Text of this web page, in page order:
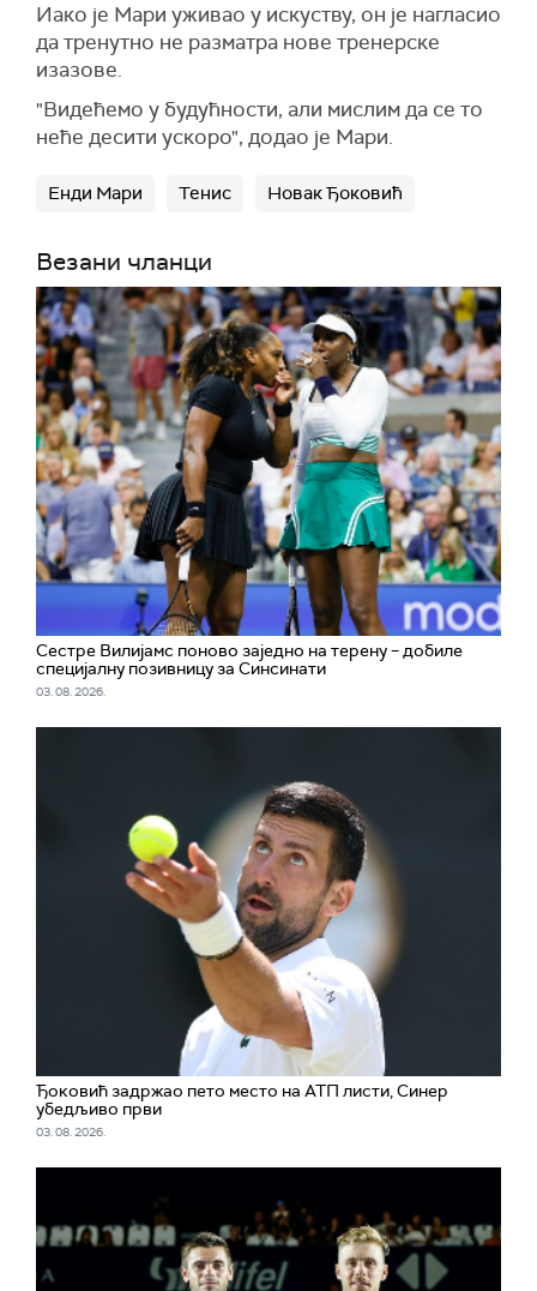
Иако је Мари уживао у искуству, он је нагласио
да тренутно не разматра нове тренерске
изазове.
"Видећемо у будућности, али мислим да се то
неће десити ускоро", додао је Мари.
Енди Мари Тенис Новак Ђоковић
Везани чланци
Сестре Вилијамс поново заједно на терену – добиле
специјалну позивницу за Синсинати
03. 08. 2026.
Ђоковић задржао пето место на АТП листи, Синер
убедљиво први
03. 08. 2026.